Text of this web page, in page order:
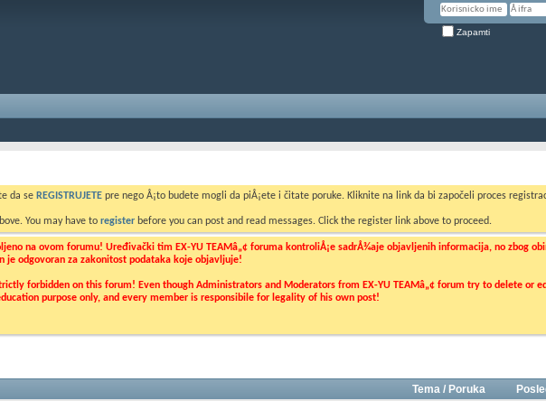
Zapamti
da se REGISTRUJETE pre nego Å¡to budete mogli da piÅ¡ete i čitate poruke. Kliknite na link da bi započeli proces
You may have to register before you can post and read messages. Click the register link above to proceed.
na ovom forumu! Uređivački tim EX-YU TEAMâ„¢ foruma kontroliÅ¡e sadrÅ¾aje objavljenih informacija, no zbog
odgovoran za zakonitost podataka koje objavljuje!
forbidden on this forum! Even though Administrators and Moderators from EX-YU TEAMâ„¢ forum try to delete or
purpose only, and every member is responsibile for legality of his own post!
Tema / Poruka